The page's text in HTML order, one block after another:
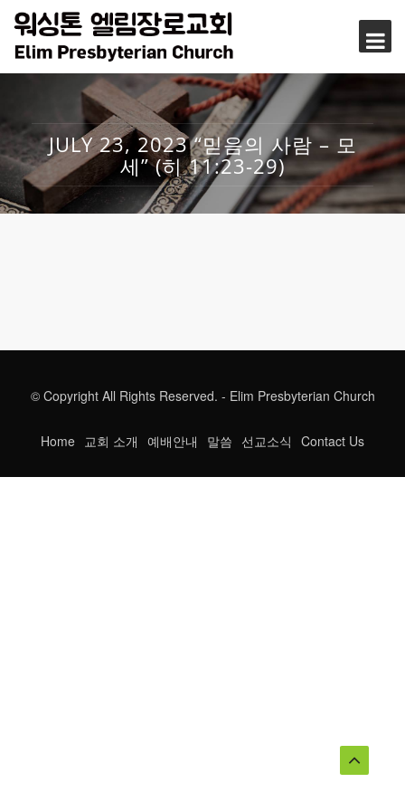
JULY 23, 2023 “믿음의 사람 – 모
세” (히 11:23-29)
© Copyright All Rights Reserved. - Elim Presbyterian Church
Home 교회 소개 예배안내 말씀 선교소식 Contact Us